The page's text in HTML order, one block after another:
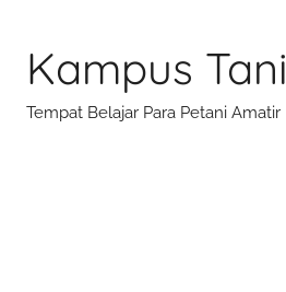
content
Kampus Tani
Tempat Belajar Para Petani Amatir